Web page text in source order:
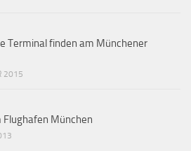
Terminal finden am Münchener
2015
Flughafen München